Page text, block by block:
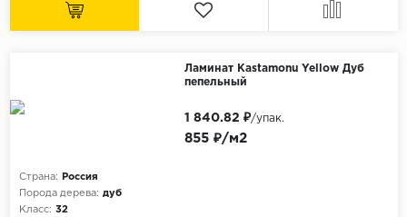
Ламинат Kastamonu Yellow Дуб
пепельный
Страна:
Россия
Порода дерева: дуб
Класс: 32
855 ₽/м2
1 840.82 ₽/упак.